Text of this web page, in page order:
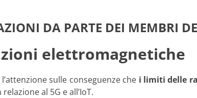
DA PARTE DEI MEMBRI
elettromagnetiche
sulle conseguenze che i limiti delle
al 5G e all’IoT.